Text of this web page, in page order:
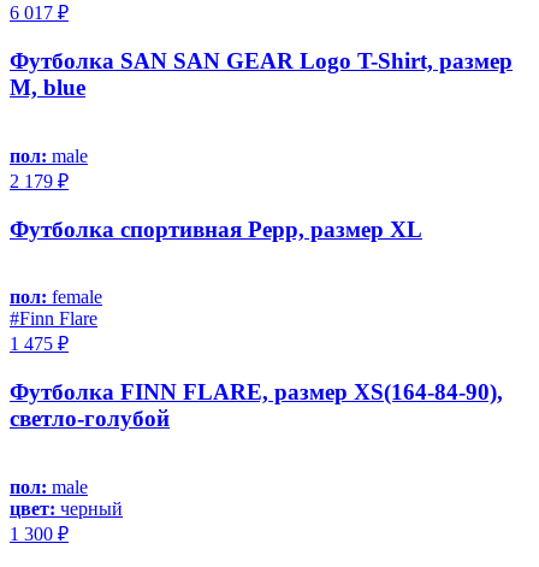
6 017 ₽
Футболка SAN SAN GEAR Logo T-Shirt, размер
M, blue
пол: male
2 179 ₽
Футболка спортивная Pepp, размер XL
пол: female
#Finn Flare
1 475 ₽
Футболка FINN FLARE, размер XS(164-84-90),
светло-голубой
пол: male
цвет: черный
1 300 ₽